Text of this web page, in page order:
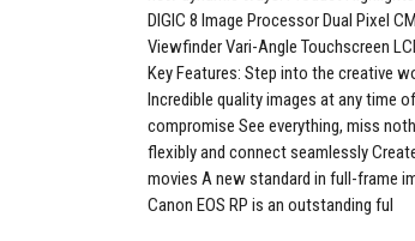
DIGIC 8 Image Processor Dual Pixel
Viewfinder Vari-Angle Touchscreen
Key Features: Step into the creative
Incredible quality images at any time
compromise See everything, miss
flexibly and connect seamlessly
movies A new standard in full-frame
Canon EOS RP is an outstanding ful